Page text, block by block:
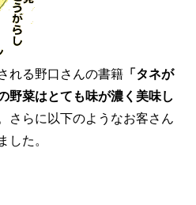
れる野口さんの書籍 「タネが
野菜はとても味が濃く美味し
さらに以下のようなお客さん
た。